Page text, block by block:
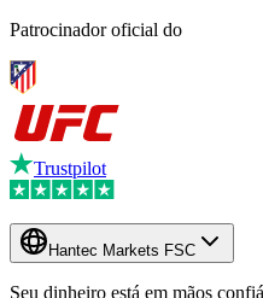
Patrocinador oficial do
Trustpilot
Hantec Markets FSC
Seu dinheiro está em mãos